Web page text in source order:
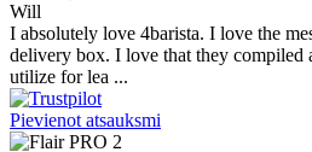
Will
I absolutely love 4barista. I love the
delivery box. I love that they compiled
utilize for lea ...
Pievienot atsauksmi